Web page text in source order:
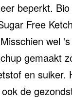
beperkt.
Free
wel
gemaakt
en suiker.
de